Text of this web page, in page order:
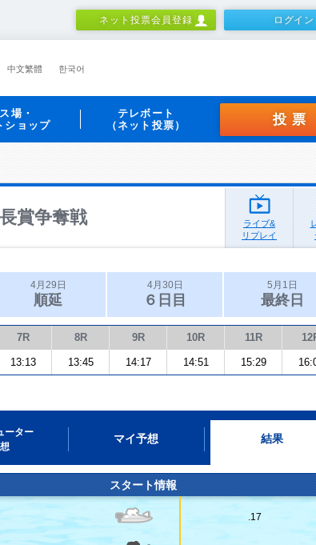
ネット投票会員登録 ログイン
中文繁體 한국어
場・
ショップ
テレボート
（ネット投票）
投票
賞争奪戦
ライブ&
リプレイ
4月29日
順延
4月30日
６日目
5月1日
最終日
7R 8R 9R 10R 11R
13:13 13:45 14:17 14:51 15:29
ーター
マイ予想 結果
スタート情報
.17